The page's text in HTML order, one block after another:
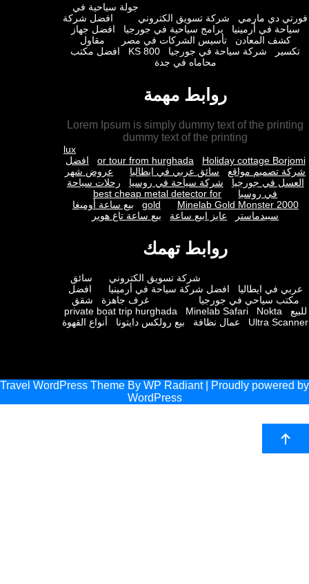
جولة سياحية في
دي مارمي
شركة تسويق الكتروني
افضل شركة
في أرمينيا
برامج سياحية في جورجيا
افضل جهاز
المعادن
تأسيس الشركات في مصر
مقاول
شركة سياحة في جورجيا KS 800
افضل مكتب
محاماه في جدة
روابط مهمة
Lorem Ipsum is simply dummy text of the
dummy text of the printing
or tour from hurghada
Holiday cottage
افضل
تصميم مواقع
سائق عربي في ايطاليا
عروض شهر
في جورجيا
شركة سياحة في روسيا
رحلات سياحة
في روسيا
best cheap metal detector for
gold
Minelab Gold Monster
بيع ساعة أوميغا
سبيدماستر
عايز ابيع ساعة بيع ساعة تاغ هوير
روابط تهمك
شركة تسويق الكتروني
سائق
في ايطاليا
افضل شركة سياحة في أرمينيا
افضل
سياحي في جورجيا
غرف جاهزة
شقق
private boat trip hurghada
Minelab Safari
Nokta
Ultra
عمال نظافة بيع رولكس دايتونا أنواع القهوة
Travel WordPress ThemeBy WP Radiant| Proudly
WordPress